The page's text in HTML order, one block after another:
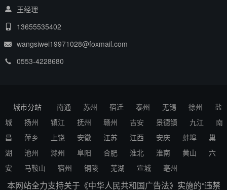
王经理
13655535402
wangsiwei19971028@foxmail.com
0553-4228680
城市分站 南通 苏州 宿迁 泰州 无锡 徐州
盐
城
扬州 镇江 抚州 赣州 吉安 景德镇 九江
南
昌
萍乡 上饶 安徽 江苏 江西 安庆 蚌埠
巢
湖
池州 滁州 阜阳 合肥 淮北 淮南 黄山
六
安
马鞍山 宿州 铜陵 芜湖 宣城 亳州
本网站全力支持关于《中华人民共和国广告法》实施的“违禁